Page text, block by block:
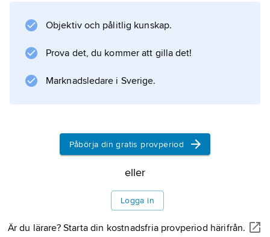
. Keban är en del av ett stort
bevattningsprojekt i sydöstra Turkiet, vilket
medför minskad vattenföring i Eufrat till men
Kraftverket, som blev fullt utbyggt 1982, har
Objektiv och pålitlig kunskap.
Prova det, du kommer att gilla det!
Marknadsledare i Sverige.
Påbörja din gratis provperiod
eller
Logga in
Är du lärare? Starta din kostnadsfria provperiod härifrån.